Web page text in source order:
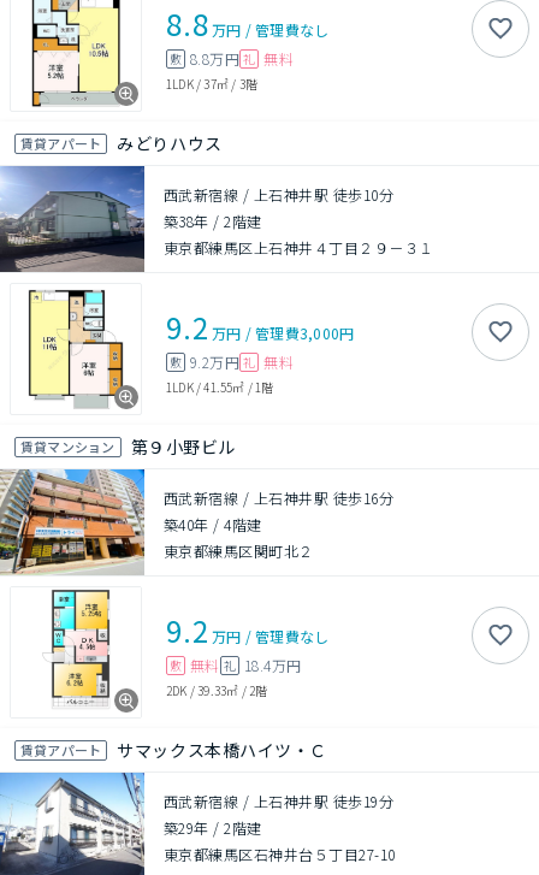
8.8万円 /管理費なし
敷 8.8万円 礼 無料
1LDK/37㎡ / 3階
賃貸アパート みどりハウス
西武新宿線 / 上石神井駅 徒歩10分
築38年 /2階建
東京都練馬区上石神井４丁目２９－３１
9.2 万円 /管理費3,000円
敷 9.2万円 礼 無料
1LDK/41.55㎡ / 1階
賃貸マンション 第９小野ビル
西武新宿線 / 上石神井駅 徒歩16分
築40年 /4階建
東京都練馬区関町北２
9.2 万円 /管理費なし
敷 無料 礼 18.4万円
2DK /39.33㎡ / 2階
賃貸アパート サマックス本橋ハイツ・Ｃ
西武新宿線 / 上石神井駅 徒歩19分
築29年 /2階建
東京都練馬区石神井台５丁目27-10